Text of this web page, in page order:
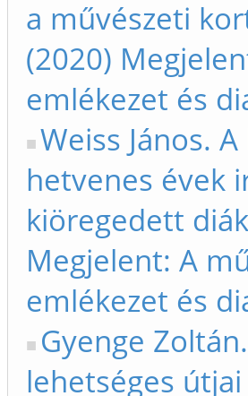
a művészeti
(2020)
emlékezet és
Weiss János.
hetvenes évek
kiöregedett
Megjelent: A
emlékezet és
Gyenge
lehetséges